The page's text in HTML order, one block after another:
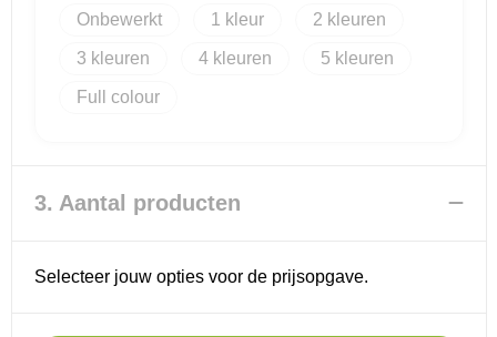
Onbewerkt 1 2
3 4 5
Full colour
3. Aantal producten
Selecteer jouw opties voor de prijsopgave.